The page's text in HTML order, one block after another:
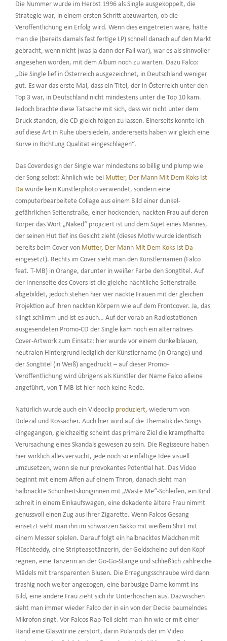
Die Nummer wurde im Herbst 1996 als Single ausgekoppelt, die
Strategie war, in einem ersten Schritt abzuwarten, ob die
Veröffentlichung ein Erfolg wird. Wenn dies eingetreten wäre, hätte
man die (bereits damals fast fertige LP) schnell danach auf den Markt
gebracht, wenn nicht (was ja dann der Fall war), war es als sinnvoller
angesehen worden, mit dem Album noch zu warten. Dazu Falco:
„Die Single lief in Österreich ausgezeichnet, in Deutschland weniger
gut. Es war das erste Mal, dass ein Titel, der in Österreich unter den
Top 3 war, in Deutschland nicht mindestens unter die Top 10 kam.
Jedoch brachte diese Tatsache mit sich, dass wir nicht unter dem
Druck standen, die CD gleich folgen zu lassen. Einerseits konnte ich
auf diese Art in Ruhe übersiedeln, andererseits haben wir gleich eine
Kurve in Richtung Qualität eingeschlagen“.
Das Coverdesign der Single war mindestens so billig und plump wie
der Song selbst: Ähnlich wie bei Mutter, Der Mann Mit Dem Koks Ist
Da wurde kein Künstlerphoto verwendet, sondern eine
computerbearbeitete Collage aus einem Bild einer dunkel-
gefährlichen Seitenstraße, einer hockenden, nackten Frau auf deren
Körper das Wort „Naked“ projiziert ist und dem Sujet eines Mannes,
der seinen Hut tief ins Gesicht zieht (dieses Motiv wurde identisch
bereits beim Cover von Mutter, Der Mann Mit Dem Koks Ist Da
eingesetzt). Rechts im Cover sieht man den Künstlernamen (Falco
feat. T-MB) in Orange, darunter in weißer Farbe den Songtitel. Auf
der Innenseite des Covers ist die gleiche nächtliche Seitenstraße
abgebildet, jedoch stehen hier vier nackte Frauen mit der gleichen
Projektion auf ihren nackten Körpern wie auf dem Frontcover. Ja, das
klingt schlimm und ist es auch… Auf der vorab an Radiostationen
ausgesendeten Promo-CD der Single kam noch ein alternatives
Cover-Artwork zum Einsatz: hier wurde vor einem dunkelblauen,
neutralen Hintergrund lediglich der Künstlername (in Orange) und
der Songtitel (in Weiß) angedruckt – auf dieser Promo-
Veröffentlichung wird übrigens als Künstler der Name Falco alleine
angeführt, von T-MB ist hier noch keine Rede.
Natürlich wurde auch ein Videoclip produziert, wiederum von
Dolezal und Rossacher. Auch hier wird auf die Thematik des Songs
eingegangen, gleichzeitig scheint das primäre Ziel die krampfhafte
Verursachung eines Skandals gewesen zu sein. Die Regisseure haben
hier wirklich alles versucht, jede noch so einfältige Idee visuell
umzusetzen, wenn sie nur provokantes Potential hat. Das Video
beginnt mit einem Affen auf einem Thron, danach sieht man
halbnackte Schönheitsköniginnen mit „Waste Me“-Schleifen, ein Kind
schreit in einem Einkaufswagen, eine dekadente ältere Frau nimmt
genussvoll einen Zug aus ihrer Zigarette. Wenn Falcos Gesang
einsetzt sieht man ihn im schwarzen Sakko mit weißem Shirt mit
einem Messer spielen. Darauf folgt ein halbnacktes Mädchen mit
Plüschteddy, eine Stripteasetänzerin, der Geldscheine auf den Kopf
regnen, eine Tänzerin an der Go-Go-Stange und schließlich zahlreiche
Mädels mit transparenten Blusen. Die Erregungsschraube wird dann
trashig noch weiter angezogen, eine barbusige Dame kommt ins
Bild, eine andere Frau zieht sich ihr Unterhöschen aus. Dazwischen
sieht man immer wieder Falco der in ein von der Decke baumelndes
Mikrofon singt. Vor Falcos Rap-Teil sieht man ihn wie er mit einer
Hand eine Glasvitrine zerstört, darin Polaroids der im Video